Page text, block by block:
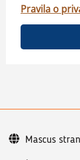
Pravila o
Mascus